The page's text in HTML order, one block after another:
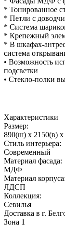
* Тонированное
* Петли с
* Система
* Крепежный
* В шкафах-
система
• Возможность
подсветки
• Стекло-полки
Характеристики
Размер:
890(ш) x 2150(в) x
Стиль интерьера:
Современный
Материал фасада:
МДФ
Материал корпуса:
ЛДСП
Коллекция:
Севилья
Доставка в г.
Зона 1